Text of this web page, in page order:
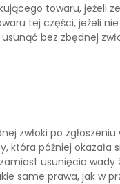
towaru, jeżeli
tej części, jeżeli
bez zbędnej
zwłoki po
później okazała
usunięcia wady
same prawa, jak w